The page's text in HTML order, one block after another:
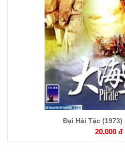
Đại Hải Tặc (1973)
20,000 đ